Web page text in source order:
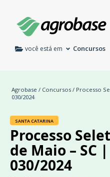
você está em Concursos
Agrobase / Concursos / Processo
030/2024
SANTA CATARINA
Processo
de Maio – SC
030/2024